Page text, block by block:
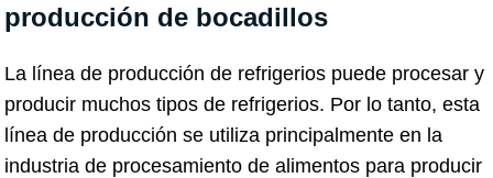
producción de bocadillos
La línea de producción de refrigerios puede procesar y
producir muchos tipos de refrigerios. Por lo tanto, esta
línea de producción se utiliza principalmente en la
industria de procesamiento de alimentos para producir